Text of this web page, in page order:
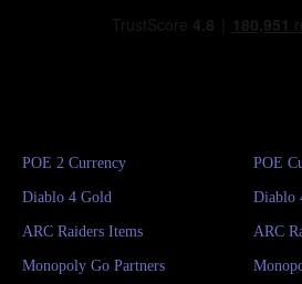
POE 2 Currency POE
Diablo 4 Gold Diablo
ARC Raiders Items ARC
Monopoly Go Partners